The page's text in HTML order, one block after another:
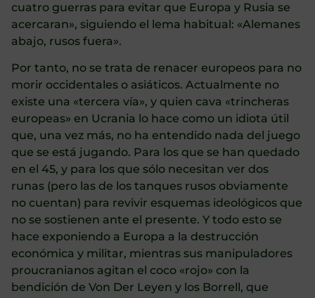
cuatro guerras para evitar que Europa y Rusia se
acercaran», siguiendo el lema habitual: «Alemanes
abajo, rusos fuera».
Por tanto, no se trata de renacer europeos para no
morir occidentales o asiáticos. Actualmente no
existe una «tercera vía», y quien cava «trincheras
europeas» en Ucrania lo hace como un idiota útil
que, una vez más, no ha entendido nada del juego
que se está jugando. Para los que se han quedado
en el 45, y para los que sólo necesitan ver dos
runas (pero las de los tanques rusos obviamente
no cuentan) para revivir esquemas ideológicos que
no se sostienen ante el presente. Y todo esto se
hace exponiendo a Europa a la destrucción
económica y militar, mientras sus manipuladores
proucranianos agitan el coco «rojo» con la
bendición de Von Der Leyen y los Borrell, que